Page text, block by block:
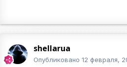
shellarua
Опубликовано 12 февраля,